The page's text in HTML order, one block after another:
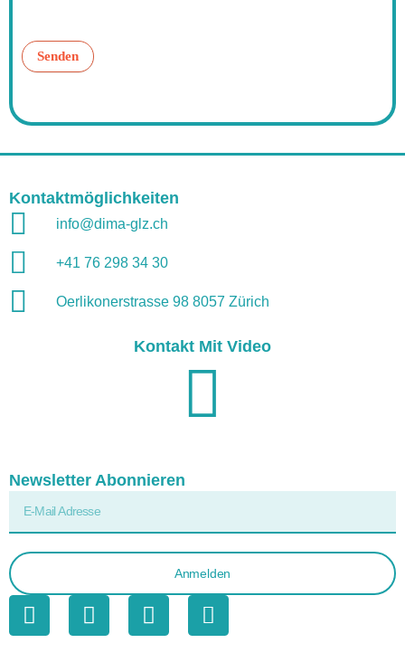
Senden
Kontaktmöglichkeiten
info@dima-glz.ch
+41 76 298 34 30
Oerlikonerstrasse 98 8057 Zürich
Kontakt Mit Video
Newsletter Abonnieren
Anmelden